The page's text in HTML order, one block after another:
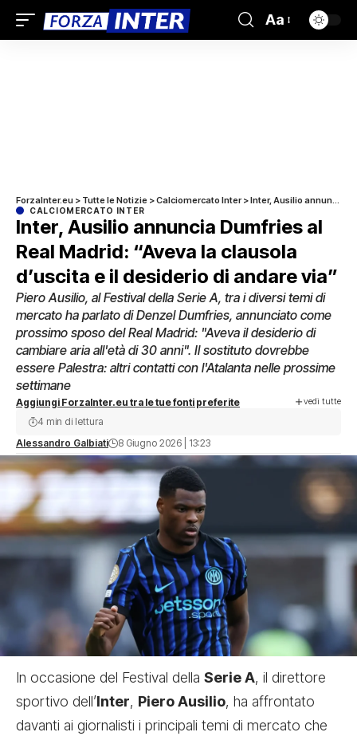
Aa
ForzaInter.eu > Tutte le Notizie >Calciomercato Inter>Inter, Ausilio annuncia Dumfries al Real Madrid: “Aveva la clausola d’uscita e il desiderio di andare via”
CALCIOMERCATO INTER
Inter, Ausilio annuncia Dumfries al
Real Madrid: “Aveva la clausola
d’uscita e il desiderio di andare via”
Piero Ausilio, al Festival della Serie A, tra i diversi temi di
mercato ha parlato di Denzel Dumfries, annunciato come
prossimo sposo del Real Madrid: "Aveva il desiderio di
cambiare aria all'età di 30 anni". Il sostituto dovrebbe
essere Palestra: altri contatti con l'Atalanta nelle prossime
settimane
Aggiungi ForzaInter.eu tra le tue fonti preferite vedi tutte
Alessandro Galbiati 8 Giugno 2026 | 13:23
4 min di lettura
In occasione del Festival della Serie A, il direttore
sportivo dell’Inter, Piero Ausilio, ha affrontato
davanti ai giornalisti i principali temi di mercato che